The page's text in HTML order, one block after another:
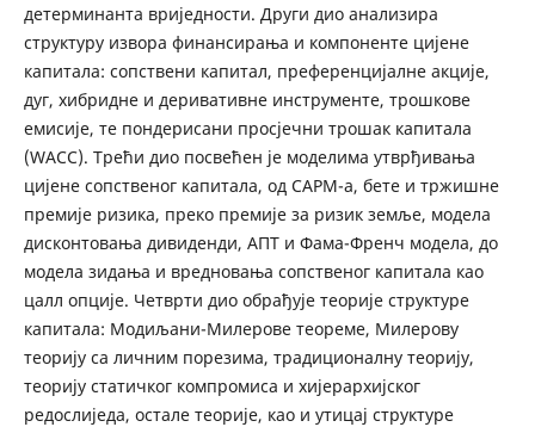
детерминанта вриједности. Други дио анализира
структуру извора финансирања и компоненте цијене
капитала: сопствени капитал, преференцијалне акције,
дуг, хибридне и деривативне инструменте, трошкове
емисије, те пондерисани просјечни трошак капитала
(WACC). Трећи дио посвећен је моделима утврђивања
цијене сопственог капитала, од CAPM-а, бете и тржишне
премије ризика, преко премије за ризик земље, модела
дисконтовања дивиденди, АПТ и Фама-Френч модела, до
модела зидања и вредновања сопственог капитала као
цалл опције. Четврти дио обрађује теорије структуре
капитала: Модиљани-Милерове теореме, Милерову
теорију са личним порезима, традиционалну теорију,
теорију статичког компромиса и хијерархијског
редослиједа, остале теорије, као и утицај структуре